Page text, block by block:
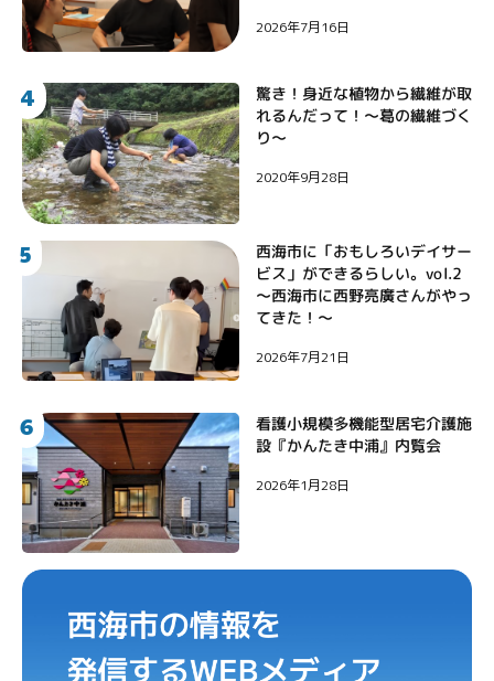
2026年7月16日
4
驚き！身近な植物から繊維が取
れるんだって！〜葛の繊維づく
り〜
2020年9月28日
5 西海市に「おもしろいデイサー
ビス」ができるらしい。vol.2
〜西海市に西野亮廣さんがやっ
てきた！〜
2026年7月21日
6 看護小規模多機能型居宅介護施
設『かんたき中浦』内覧会
2026年1月28日